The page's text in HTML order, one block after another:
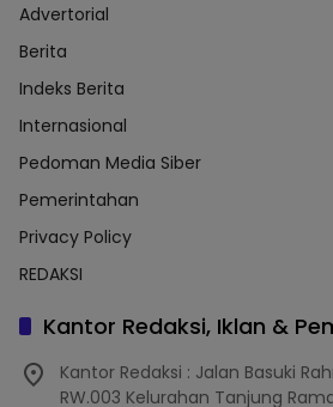
Advertorial
Berita
Indeks Berita
Internasional
Pedoman Media Siber
Pemerintahan
Privacy Policy
REDAKSI
Kantor Redaksi, Iklan &
Kantor Redaksi : Jalan Basuki
RW.003 Kelurahan Tanjung